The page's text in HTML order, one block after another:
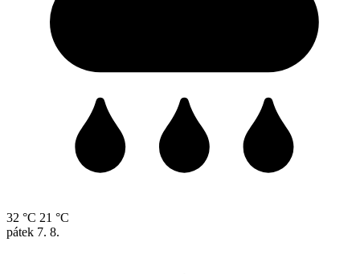
32 °C 21 °C
pátek 7. 8.